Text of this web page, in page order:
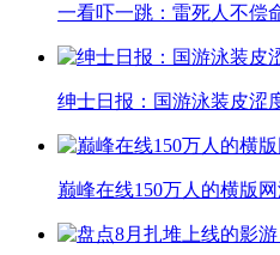
一看吓一跳：雷死人不偿
绅士日报：国游泳装皮涩
巅峰在线150万人的横版